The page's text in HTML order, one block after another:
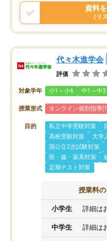
資料
（リ
代々木進学会
評価
対象学年 小1～小6 中1～中3
授業形式 オンライン個別指導
目的 私立中学受験対策
高校受験対策
大学
国公立2次試験対策
医・歯・薬系対策
定期テスト対策
授業料
小学生 詳細は
中学生 詳細は